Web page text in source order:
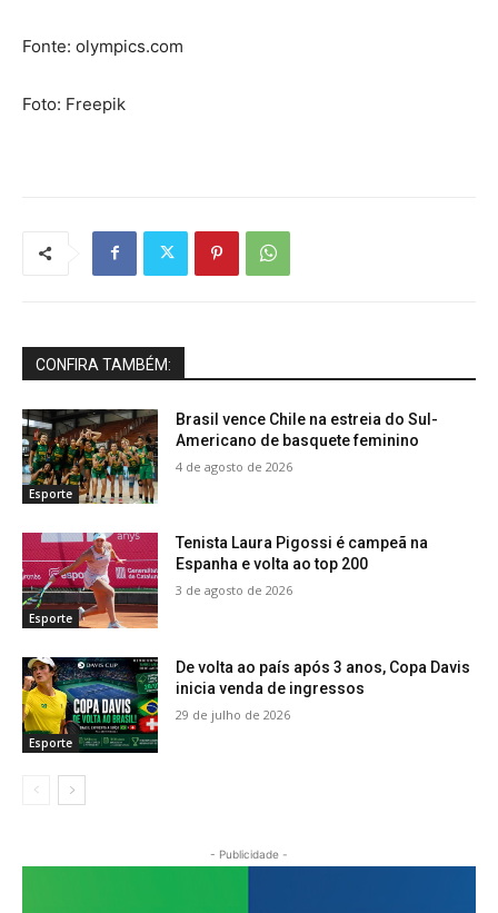
Fonte: olympics.com
Foto: Freepik
CONFIRA TAMBÉM:
Esporte
Brasil vence Chile na estreia do Sul-
Americano de basquete feminino
4 de agosto de 2026
Esporte
Tenista Laura Pigossi é campeã na
Espanha e volta ao top 200
3 de agosto de 2026
Esporte
De volta ao país após 3 anos, Copa Davis
inicia venda de ingressos
29 de julho de 2026
- Publicidade -